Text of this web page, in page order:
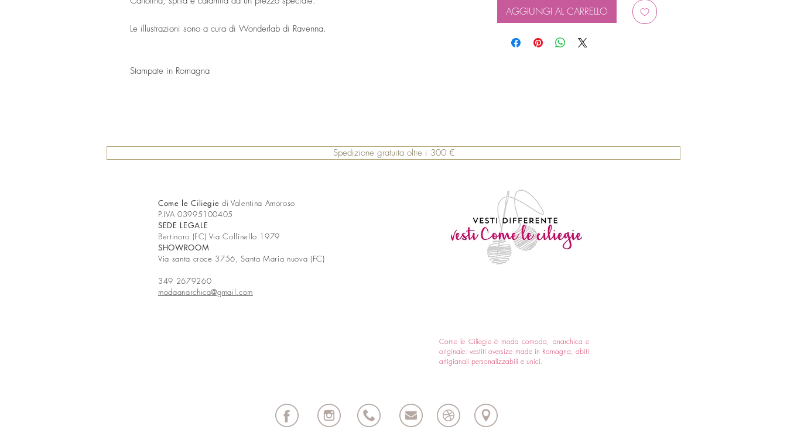
Le illustrazioni sono a cura di Wonderlab di Ravenna.
Stampate in Romagna
AGGIUNGI AL CARRELLO
Spedizione gratuita oltre i 300 €
Come le Ciliegiedi Valentina Amoroso
P.IVA 03995100405
SEDE LEGALE
Bertinoro (FC) Via Collinello 1979
SHOWROOM
Via santa croce 3756, Santa Maria nuova (FC)
349 2679260
modaanarchica@gmail.com
Come le Ciliegie è moda comoda, anarchica e
originale: vestiti oversize made in Romagna, abiti
artigianali personalizzabili e unici.